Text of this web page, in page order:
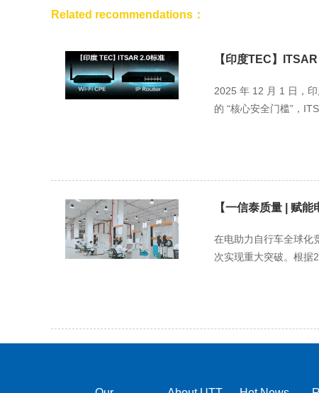
Related recommendations：
【印度TEC】
2025 年 12 月 1 日，
的 “核心安全门槛”，
【一信泰质量 | 赋
在电助力自行车全球化
次实现重大突破。根据